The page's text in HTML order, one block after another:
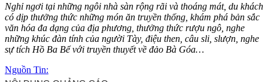
Nghỉ ngơi tại những ngôi nhà sàn rộng rãi và thoáng mát, du khách
có dịp thưởng thức những món ăn truyền thống, khám phá bản sắc
văn hóa đa dạng của địa phương, thưởng thức rượu ngô, nghe
những khúc đàn tính của người Tày, điệu then, câu sli, slượn, nghe
sự tích Hồ Ba Bể với truyền thuyết về đảo Bà Góa…
Nguồn Tin: